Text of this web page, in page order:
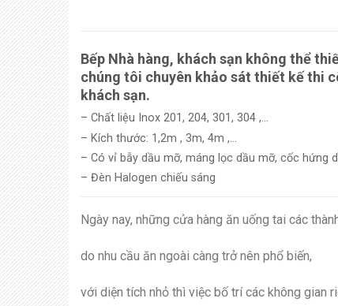
Bếp Nhà hàng, khách sạn không thể
chúng tôi chuyên khảo sát thiết kế thi
khách sạn.
– Chất liệu Inox 201, 204, 301, 304 ,…
– Kích thước: 1,2m , 3m, 4m ,…
– Có vỉ bẫy dầu mỡ, máng lọc dầu mỡ, cốc hứng
– Đèn Halogen chiếu sáng
Ngày nay, những cửa hàng ăn uống tai các
do nhu cầu ăn ngoài càng trở nên phổ biến,
với diện tích nhỏ thì việc bố trí các không gian